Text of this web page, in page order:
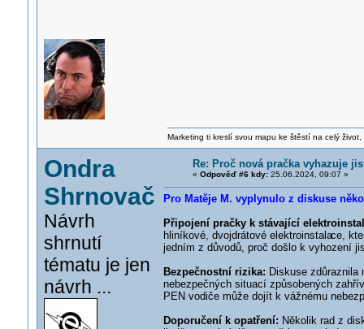
Marketing ti kreslí svou mapu ke štěstí na celý
Ondra
Shrnovač
Návrh
shrnutí
tématu je jen
návrh ...
Re: Proč nová pračka vyhazuje
« Odpověď #6 kdy:25.06.2024, 09:07 »
Pro Matěje M. vyplynulo z diskuse
Připojení pračky k stávající
hliníkové, dvojdrátové elektroinstalace,
jedním z důvodů, proč došlo k vyhození
Bezpečnostní rizika: Diskuse
nebezpečných situací způsobených
PEN vodiče může dojít k vážnému
Doporučení k opatření: Několik rad z